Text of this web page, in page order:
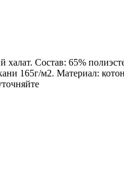
халат. Состав: 65%
165г/м2. Материал: